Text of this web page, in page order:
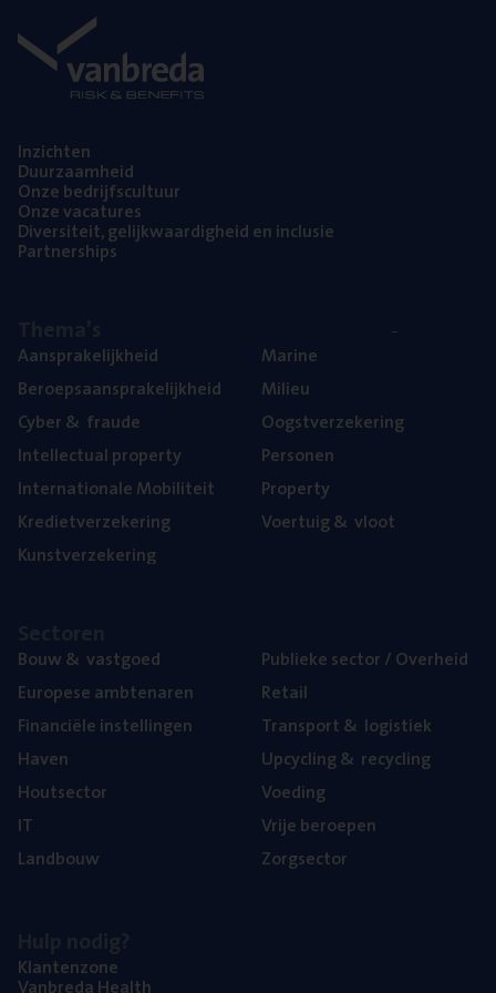
Inzich­ten
Duur­zaam­heid
Onze bedrijfs­cul­tuur
Onze vaca­tu­res
Diver­si­teit, gelijk­waar­dig­heid en inclusie
Part­ner­ships
Aan­spra­ke­lijk­heid
Beroeps­aan­spra­ke­lijk­heid
Cyber& fraude
Intel­lec­tu­al property
Inter­na­ti­o­na­le Mobiliteit
Kre­diet­ver­ze­ke­ring
Kunst­ver­ze­ke­ring
Mari­ne
Mili­eu
Oogst­ver­ze­ke­ring
Per­so­nen
Pro­per­ty
Voer­tuig& vloot
Bouw& vastgoed
Euro­pe­se ambtenaren
Finan­ci­ë­le instellingen
Haven
Hout­sec­tor
IT
Land­bouw
Publie­ke sec­tor / Overheid
Retail
Trans­port& logistiek
Upcy­cling& recycling
Voe­ding
Vrije beroe­pen
Zorg­sec­tor
Klan­ten­zo­ne
Van­b­re­da Health